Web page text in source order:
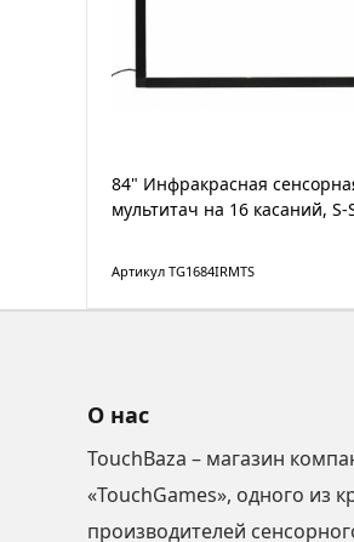
84" Инфракрасная
мультитач на 16 касаний, S-
Артикул TG1684IRMTS
О нас
TouchBaza – магазин
«TouchGames», одного из
производителей